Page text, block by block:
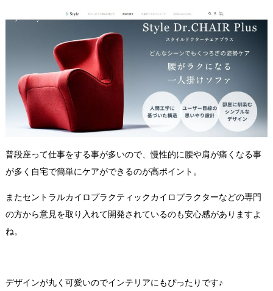
普段座って仕事をする事が多いので、慢性的に腰や肩が痛くなる事
が多く自宅で簡単にケアができるのが高ポイント。
またセントラルカイロプラクティックカイロプラクターなどの専門
の方から意見を取り入れて開発されているのも安心感がありますよ
ね。
デザインが丸く可愛いのでインテリアにもぴったりです♪